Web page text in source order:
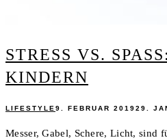
STRESS VS.
INDERN
LIFESTYLE 9. FEBRUAR 201929.
Messer, Gabel, Schere, Licht, sind